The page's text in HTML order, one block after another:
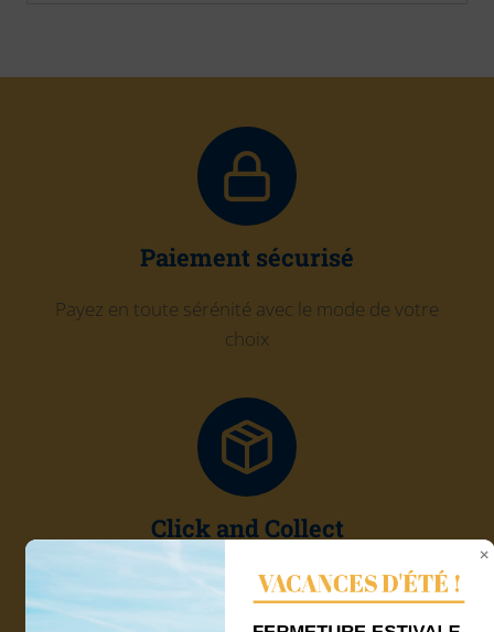
Paiement sécurisé
Payez en toute sérénité avec le mode de votre
choix
Click and Collect
Récupérez gratuitement votre commande chez
Quadri'7
VACANCES D'ÉTÉ !